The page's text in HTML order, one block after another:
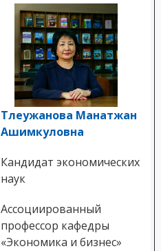
Тлеужанова Манатжан
Ашимкуловна
Кандидат экономических
наук
Ассоциированный
профессор кафедры
«Экономика и бизнес»